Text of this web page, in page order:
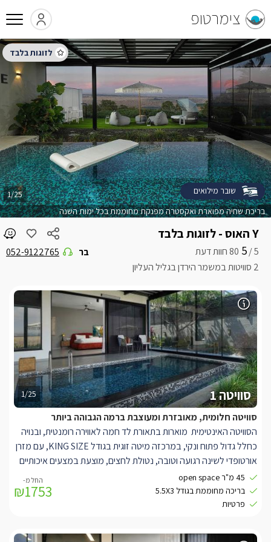
צימרטופ
Y האוס - לזוגות בלבד
5 /
5
2 סוויטות במשמר הירדן בגליל העליון
בר 052-9122765
בריכת שחיה מפוארת ואקסטרה מפנקת מחוממת בכל ימות השנה
1/25 שובר מילואים
1/25 סוויטה 1
סוויטה חלומית, מאובזרת ומעוצבת ברמה הגבוהה ביותר
הסוויטה האינטימית מוארות בתאורת לד חמה לאווירה רומנטית, ובנויה
כחלל גדול פתוח ונקי, במרכזה מיטה זוגית בגודלKING SIZE, עם מזרן
אורטופדי לשינה רגועה וטובה, נטולת לחצים, מוצעת במצעים איכותיים
ורכים שיתרמו לשינה העמוקה ולזמן האיכות בין הגוף לנפש.
למול המיטה מסך טלוויזיה מעוצב בגודל 50", הניצב על עמוד שיאפשר
45 מ"ר open space
בריכה מחוממת בגודל 5.5X3
פרטיות
₪1753